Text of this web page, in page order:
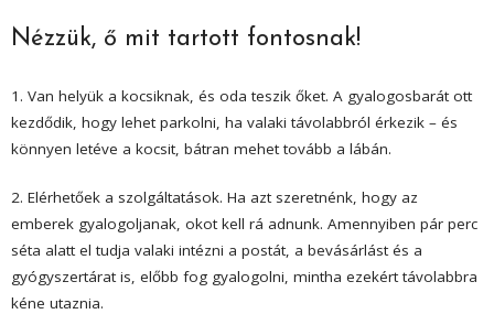
Nézzük, ő mit tartott fontosnak!
1. Van helyük a kocsiknak, és oda teszik őket. A gyalogosbarát ott
kezdődik, hogy lehet parkolni, ha valaki távolabbról érkezik – és
könnyen letéve a kocsit, bátran mehet tovább a lábán.
2. Elérhetőek a szolgáltatások. Ha azt szeretnénk, hogy az
emberek gyalogoljanak, okot kell rá adnunk. Amennyiben pár perc
séta alatt el tudja valaki intézni a postát, a bevásárlást és a
gyógyszertárat is, előbb fog gyalogolni, mintha ezekért távolabbra
kéne utaznia.